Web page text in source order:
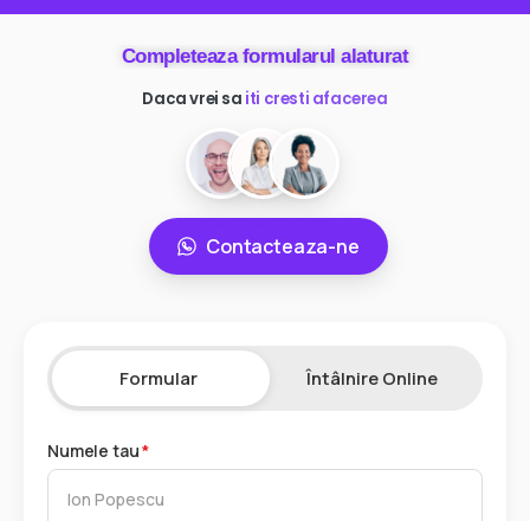
Completeaza formularul alaturat
Daca vrei sa ai mai multi clienti
Contacteaza-ne
Formular Întâlnire Online
Numele tau*